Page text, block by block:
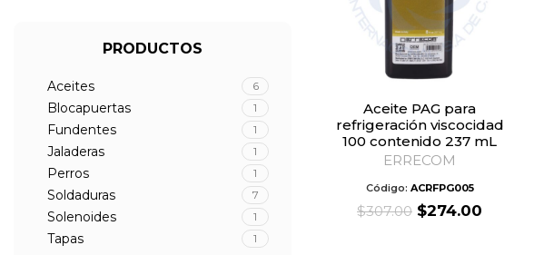
PRODUCTOS
Aceites 6
Blocapuertas 1
Fundentes 1
Jaladeras 1
Perros 1
Soldaduras 7
Solenoides 1
Tapas 1
Aceite PAG para
refrigeración viscocidad
100 contenido 237 mL
ERRECOM
Código: ACRFPG005
$307.00 Original
$274.00